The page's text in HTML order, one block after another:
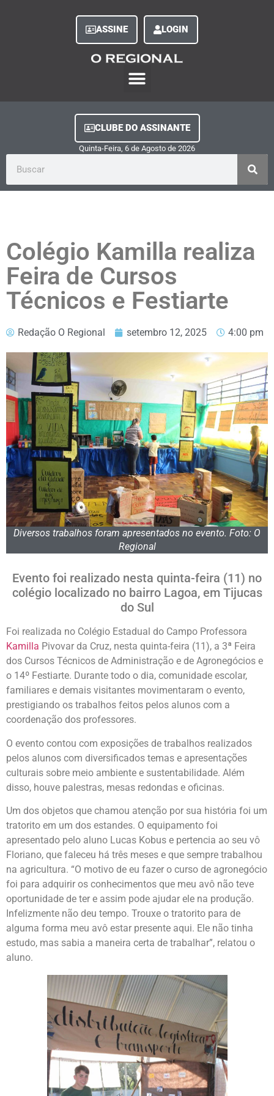
ASSINE LOGIN
CLUBE DO ASSINANTE
Quinta-Feira, 6 de Agosto de 2026
Colégio Kamilla realiza
Feira de Cursos
Técnicos e Festiarte
Redação O Regional setembro 12, 2025 4:00 pm
Diversos trabalhos foram apresentados no evento. Foto: O
Regional
Evento foi realizado nesta quinta-feira (11) no
colégio localizado no bairro Lagoa, em Tijucas
do Sul
Foi realizada no Colégio Estadual do Campo Professora
Kamilla Pivovar da Cruz, nesta quinta-feira (11), a 3ª Feira
dos Cursos Técnicos de Administração e de Agronegócios e
o 14º Festiarte. Durante todo o dia, comunidade escolar,
familiares e demais visitantes movimentaram o evento,
prestigiando os trabalhos feitos pelos alunos com a
coordenação dos professores.
O evento contou com exposições de trabalhos realizados
pelos alunos com diversificados temas e apresentações
culturais sobre meio ambiente e sustentabilidade. Além
disso, houve palestras, mesas redondas e oficinas.
Um dos objetos que chamou atenção por sua história foi um
tratorito em um dos estandes. O equipamento foi
apresentado pelo aluno Lucas Kobus e pertencia ao seu vô
Floriano, que faleceu há três meses e que sempre trabalhou
na agricultura. “O motivo de eu fazer o curso de agronegócio
foi para adquirir os conhecimentos que meu avô não teve
oportunidade de ter e assim pode ajudar ele na produção.
Infelizmente não deu tempo. Trouxe o tratorito para de
alguma forma meu avô estar presente aqui. Ele não tinha
estudo, mas sabia a maneira certa de trabalhar”, relatou o
aluno.